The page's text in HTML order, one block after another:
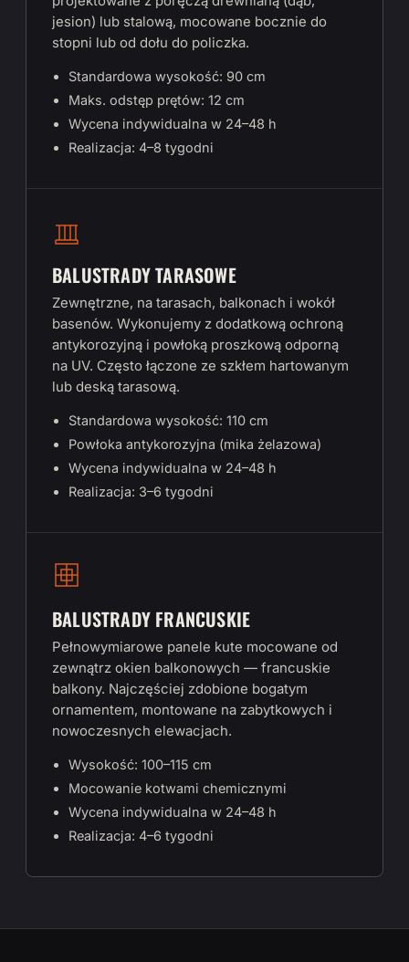
jesion) lub stalową, mocowane bocznie do
stopni lub od dołu do policzka.
Standardowa wysokość: 90 cm
Maks. odstęp prętów: 12 cm
Wycena indywidualna w 24–48 h
Realizacja: 4–8 tygodni
BALUSTRADY TARASOWE
Zewnętrzne, na tarasach, balkonach i wokół
basenów. Wykonujemy z dodatkową ochroną
antykorozyjną i powłoką proszkową odporną
na UV. Często łączone ze szkłem hartowanym
lub deską tarasową.
Standardowa wysokość: 110 cm
Powłoka antykorozyjna (mika żelazowa)
Wycena indywidualna w 24–48 h
Realizacja: 3–6 tygodni
BALUSTRADY FRANCUSKIE
Pełnowymiarowe panele kute mocowane od
zewnątrz okien balkonowych — francuskie
balkony. Najczęściej zdobione bogatym
ornamentem, montowane na zabytkowych i
nowoczesnych elewacjach.
Wysokość: 100–115 cm
Mocowanie kotwami chemicznymi
Wycena indywidualna w 24–48 h
Realizacja: 4–6 tygodni